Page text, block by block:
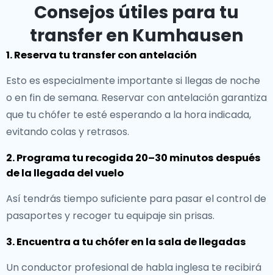
Consejos útiles para tu
transfer en Kumhausen
1. Reserva tu transfer con antelación
Esto es especialmente importante si llegas de noche
o en fin de semana. Reservar con antelación garantiza
que tu chófer te esté esperando a la hora indicada,
evitando colas y retrasos.
2. Programa tu recogida 20–30 minutos después
de la llegada del vuelo
Así tendrás tiempo suficiente para pasar el control de
pasaportes y recoger tu equipaje sin prisas.
3. Encuentra a tu chófer en la sala de llegadas
Un conductor profesional de habla inglesa te recibirá